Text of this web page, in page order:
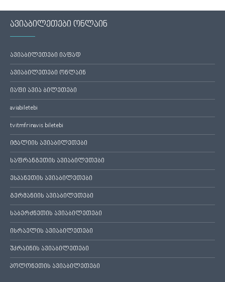
ავიაბილეთები ონლაინ
ავიაბილეთები იაფად
ავიაბილეთები ონლაინ
იაფი ავია ბილეთები
aviabiletebi
tvitmfrinavis biletebi
იტალიის ავიაბილეთები
საფრანგეთის ავიაბილეთები
ესპანეთის ავიაბილეთები
გერმანიის ავიაბილეთები
საბერძნეთის ავიაბილეთები
ისრაელის ავიაბილეთები
უკრაინის ავიაბილეთები
პოლონეთის ავიაბილეთები